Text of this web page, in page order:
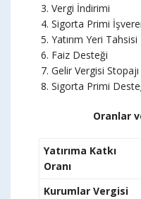
Vergi İndirimi
Sigorta Primi
Yatırım Yeri Tahsisi
Faiz Desteği
Gelir Vergisi
Sigorta Primi
Oranlar
Yatırıma Katkı
Oranı
Kurumlar Vergisi